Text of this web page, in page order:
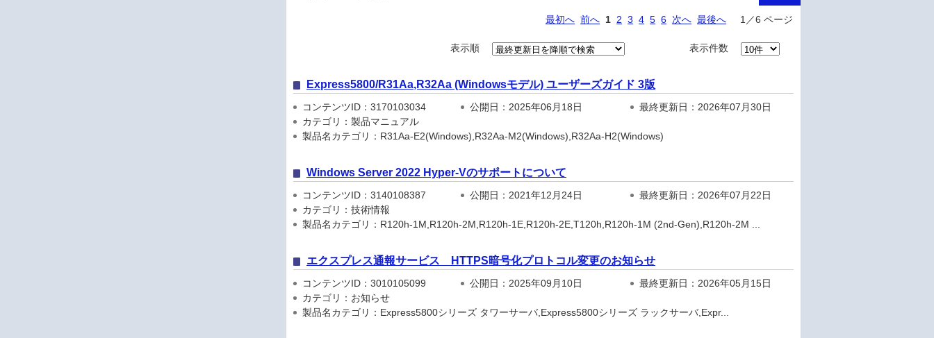
最初へ 前へ 1 2 3 4 5 6 次へ 最後へ 1／6 ページ
表示順 表示件数
Express5800/R31Aa,R32Aa (Windowsモデル) ユーザーズガイド 3版
コンテンツID：3170103034 公開日：2025年06月18日
最終更新日：2026年07月30日
カテゴリ：製品マニュアル
製品名カテゴリ：R31Aa-E2(Windows),R32Aa-M2(Windows),R32Aa-H2(Windows)
Windows Server 2022 Hyper-Vのサポートについて
コンテンツID：3140108387 公開日：2021年12月24日
最終更新日：2026年07月22日
カテゴリ：技術情報
製品名カテゴリ：R120h-1M,R120h-2M,R120h-1E,R120h-2E,T120h,R120h-1M (2nd-Gen),R120h-2M ...
エクスプレス通報サービス HTTPS暗号化プロトコル変更のお知らせ
コンテンツID：3010105099 公開日：2025年09月10日
最終更新日：2026年05月15日
カテゴリ：お知らせ
製品名カテゴリ：Express5800シリーズ タワーサーバ,Express5800シリーズ ラックサーバ,Expr...